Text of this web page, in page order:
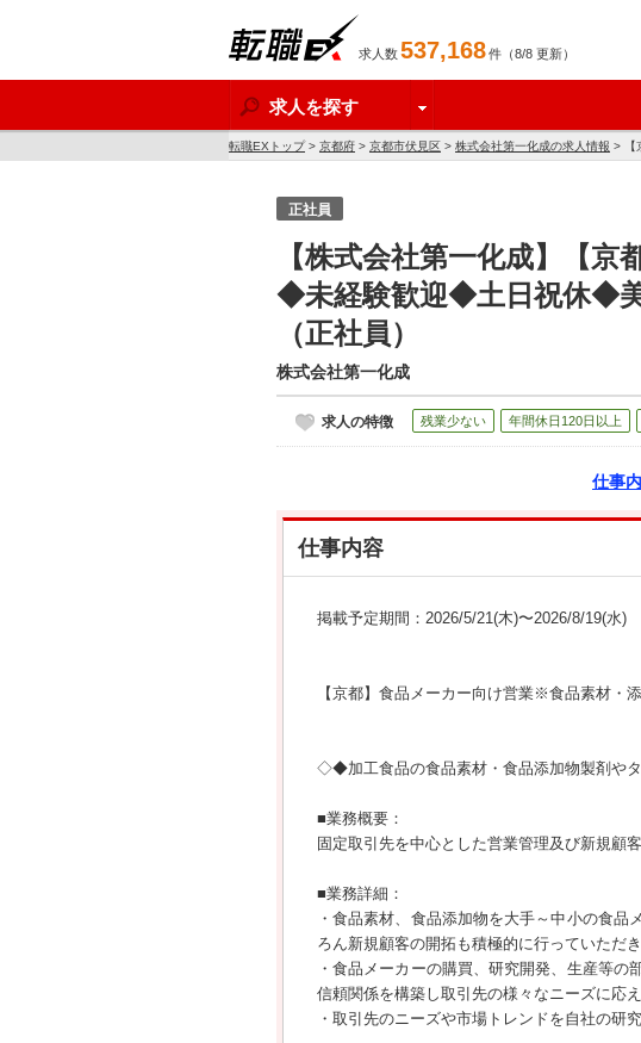
求人数537,168件（8/8 更新）
求人を探す
転職EXトップ> 京都府 > 京都市伏見区 > 株式会社第一化成の求人情報 > 【
正社員
【株式会社第一化成】【
◆未経験歓迎◆土日祝休◆美
（正社員）
株式会社第一化成
求人の特徴 残業少ない 年間休日120日以上
仕事
仕事内容
掲載予定期間：2026/5/21(木)〜2026/8/19(水)
【京都】食品メーカー向け営業※食品素材
◇◆加工食品の食品素材・食品添加物製剤や
■業務概要：
固定取引先を中心とした営業管理及び新規顧
■業務詳細：
・食品素材、食品添加物を大手～中小の食
ろん新規顧客の開拓も積極的に行っていただき
・食品メーカーの購買、研究開発、生産等
信頼関係を構築し取引先の様々なニーズに応え
・取引先のニーズや市場トレンドを自社の研